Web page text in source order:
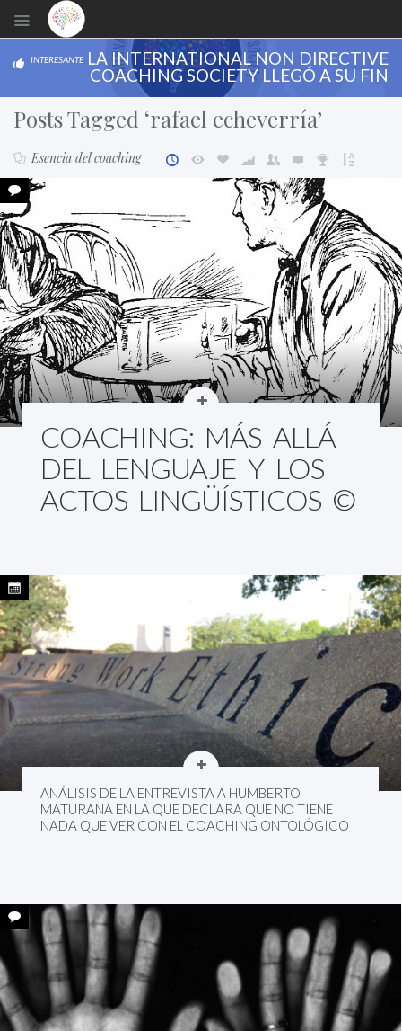
INTERESANTE LA INTERNATIONAL NON DIRECTIVE
COACHING SOCIETY LLEGÓ A SU FIN
Posts Tagged ‘rafael echeverría’
Esencia del coaching
COACHING: MÁS ALLÁ
DEL LENGUAJE Y LOS
ACTOS LINGÜÍSTICOS ©
ANÁLISIS DE LA ENTREVISTA A HUMBERTO
MATURANA EN LA QUE DECLARA QUE NO TIENE
NADA QUE VER CON EL COACHING ONTOLÓGICO